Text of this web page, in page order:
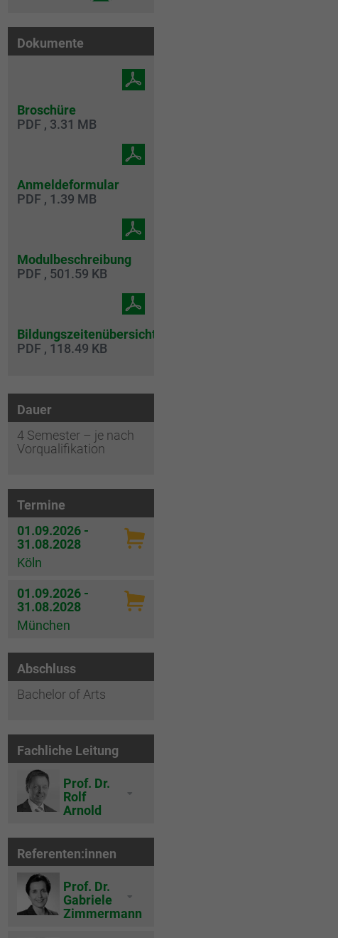
Dokumente
Broschüre
PDF , 3.31 MB
Anmeldeformular
PDF , 1.39 MB
Modulbeschreibung
PDF , 501.59 KB
Bildungszeitenübersicht
PDF , 118.49 KB
Dauer
4 Semester – je nach
Vorqualifikation
Termine
01.09.2026 -
31.08.2028
Köln
01.09.2026 -
31.08.2028
München
Abschluss
Bachelor of Arts
Fachliche Leitung
Prof. Dr.
Rolf
Arnold
Referenten:innen
Prof. Dr.
Gabriele
Zimmermann